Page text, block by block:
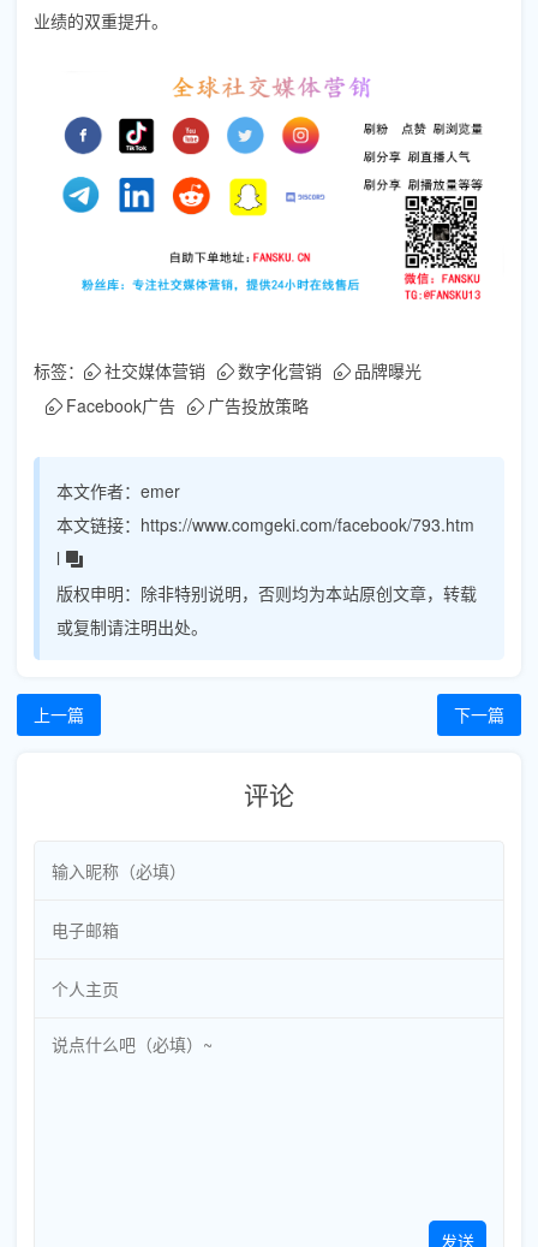
业绩的双重提升。
标签： 社交媒体营销 数字化营销
品牌曝光
Facebook广告
广告投放策略
本文作者： emer
本文链接： https://www.comgeki.com/facebook/793.htm
l
版权申明： 除非特别说明，否则均为本站原创文章，转载
或复制请注明出处。
上一篇 下一篇
评论
发送